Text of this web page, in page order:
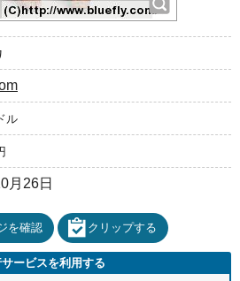
ル
月26日
を確認 クリップする
ービスを利用する